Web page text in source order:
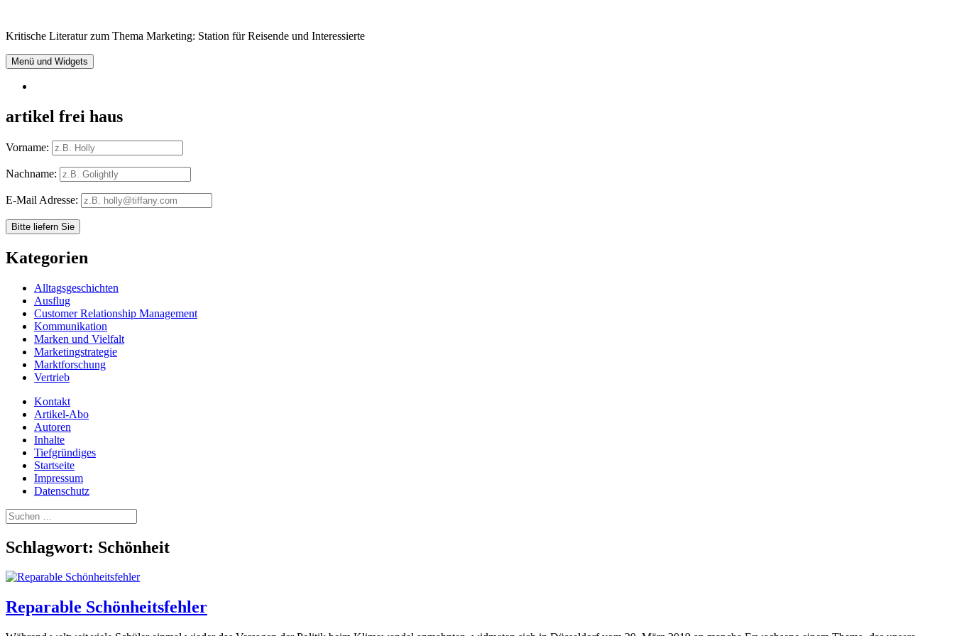
Inhalt
Kritische Literatur zum Thema Marketing: Station für Reisende und Interessierte
Menü und Widgets
artikel frei haus
Vorname:
Nachname:
E-Mail Adresse:
Kategorien
Alltagsgeschichten
Ausflug
Customer Relationship Management
Kommunikation
Marken und Vielfalt
Marketingstrategie
Marktforschung
Vertrieb
Kontakt
Artikel-Abo
Autoren
Inhalte
Tiefgründiges
Startseite
Impressum
Datenschutz
Suchen
nach:
Schlagwort: Schönheit
Reparable Schön­heits­feh­ler